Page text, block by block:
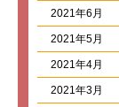
2021年6月
2021年5月
2021年4月
2021年3月